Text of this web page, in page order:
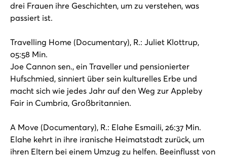
drei Frauen ihre Geschichten, um zu verstehen, was
passiert ist.
Travelling Home (Documentary), R.: Juliet Klottrup,
05:58 Min.
Joe Cannon sen., ein Traveller und pensionierter
Hufschmied, sinniert über sein kulturelles Erbe und
macht sich wie jedes Jahr auf den Weg zur Appleby
Fair in Cumbria, Großbritannien.
A Move (Documentary), R.: Elahe Esmaili, 26:37 Min.
Elahe kehrt in ihre iranische Heimatstadt zurück, um
ihren Eltern bei einem Umzug zu helfen. Beeinflusst von